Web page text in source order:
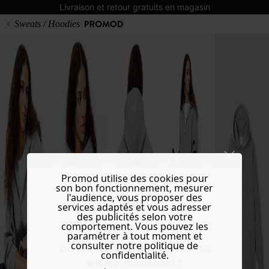
Livraison et retour gratuits en magasin
Do you want to be redirected to
www.promod.com ?
Sweats / Hoodies
Promod utilise des cookies pour
son bon fonctionnement, mesurer
l'audience, vous proposer des
services adaptés et vous adresser
des publicités selon votre
comportement. Vous pouvez les
paramétrer à tout moment et
consulter notre politique de
confidentialité.